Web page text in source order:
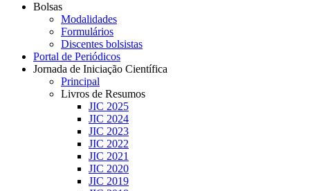
Bolsas
Modalidades
Formulários
Discentes bolsistas
Portal de Periódicos
Jornada de Iniciação Científica
Principal
Livros de Resumos
JIC 2025
JIC 2024
JIC 2023
JIC 2022
JIC 2021
JIC 2020
JIC 2019